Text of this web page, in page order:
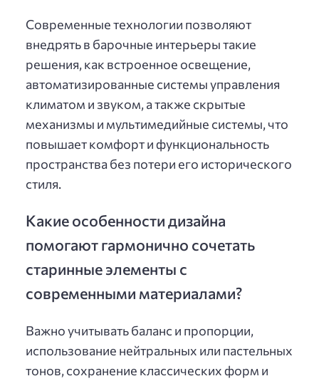
Современные технологии позволяют
внедрять в барочные интерьеры такие
решения, как встроенное освещение,
автоматизированные системы управления
климатом и звуком, а также скрытые
механизмы и мультимедийные системы, что
повышает комфорт и функциональность
пространства без потери его исторического
стиля.
Какие особенности дизайна
помогают гармонично сочетать
старинные элементы с
современными материалами?
Важно учитывать баланс и пропорции,
использование нейтральных или пастельных
тонов, сохранение классических форм и